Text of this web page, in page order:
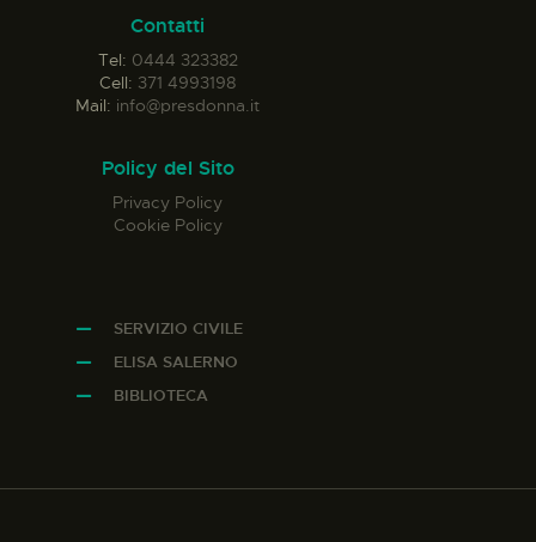
Contatti
Tel: 0444 323382
Cell: 371 4993198
Mail: info@presdonna.it
Policy del Sito
Privacy Policy
Cookie Policy
SERVIZIO CIVILE
ELISA SALERNO
BIBLIOTECA